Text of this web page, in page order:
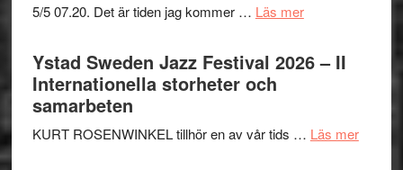
5/5 07.20. Det är tiden jag kommer … Läs merom
Håkan
Hellström
Folkets
Ystad Sweden Jazz Festival 2026 – II
Internationella storheter och
samarbeten
KURT ROSENWINKEL tillhör en av vår tids … Läs merom